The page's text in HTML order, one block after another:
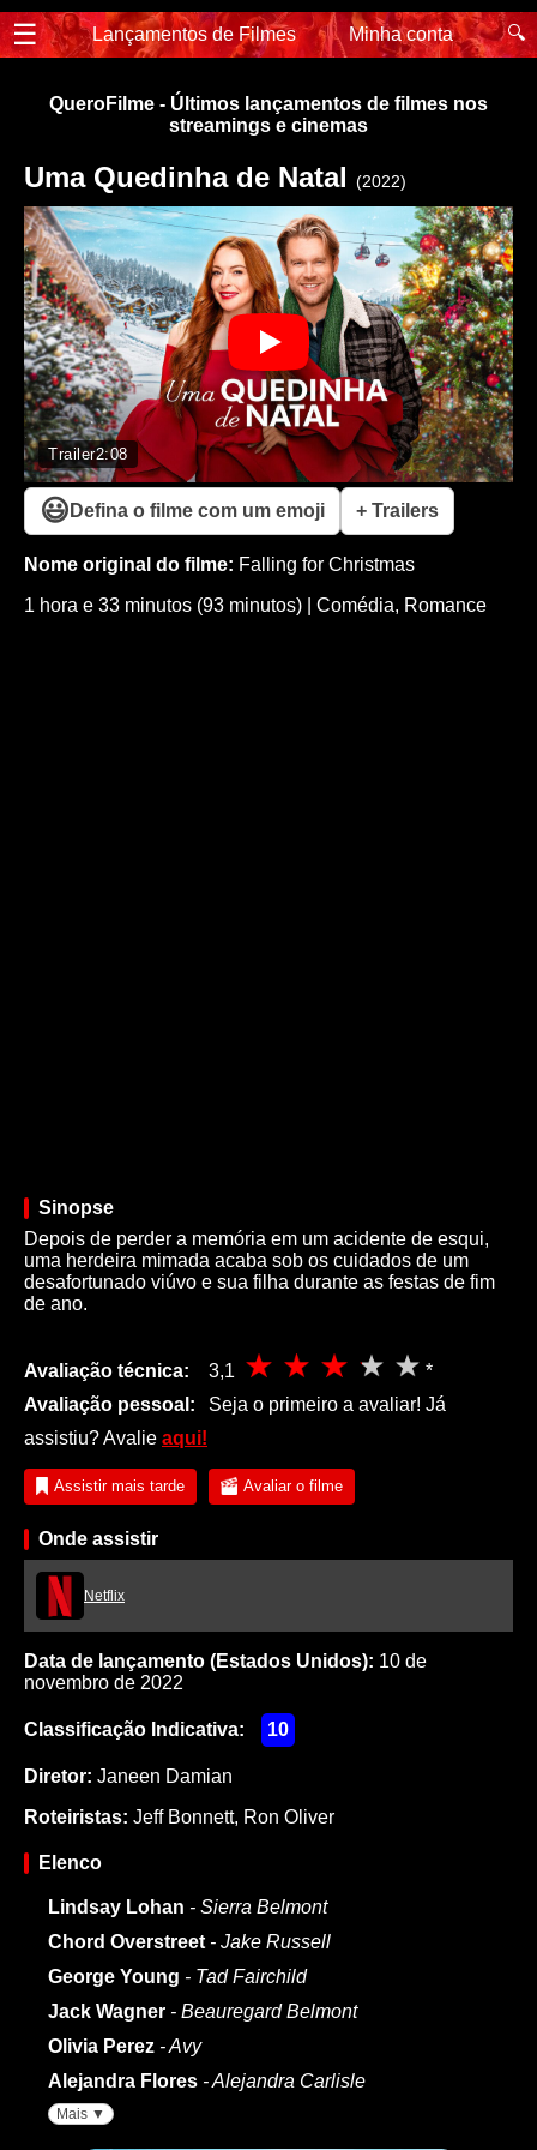
☰ Lançamentos de Filmes Minha conta 🔍
QueroFilme - Últimos lançamentos de filmes nos
streamings e cinemas
Uma Quedinha de Natal (2022)
Trailer2:08
😃 Defina o filme com um emoji + Trailers
Nome original do filme: Falling for Christmas
1 hora e 33 minutos (93 minutos)
Comédia, Romance
Sinopse
Depois de perder a memória em um acidente de esqui,
uma herdeira mimada acaba sob os cuidados de um
desafortunado viúvo e sua filha durante as festas de fim
de ano.
Avaliação técnica: 3,1
*
Avaliação pessoal:
Seja o primeiro a avaliar! Já
assistiu? Avalie aqui!
Assistir mais tarde Avaliar o filme
Onde assistir
Netflix
Data de lançamento (Estados Unidos): 10 de
novembro de 2022
Classificação Indicativa: 10
Diretor: Janeen Damian
Roteiristas: Jeff Bonnett, Ron Oliver
Elenco
Lindsay Lohan - Sierra Belmont
Chord Overstreet - Jake Russell
George Young - Tad Fairchild
Jack Wagner - Beauregard Belmont
Olivia Perez - Avy
Alejandra Flores - Alejandra Carlisle
Mais ▼